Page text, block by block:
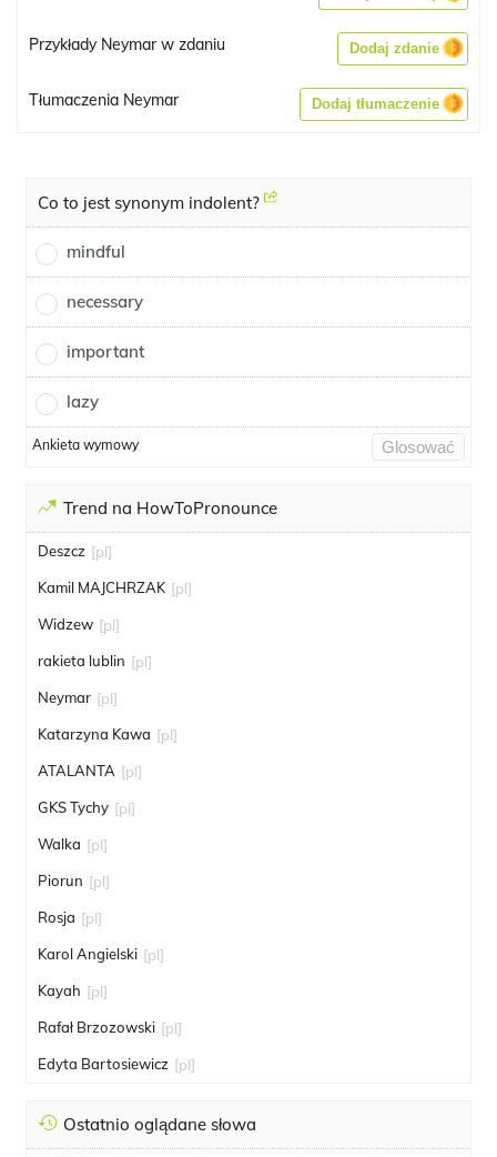
Przykłady Neymar w zdaniu Dodaj zdanie
Tłumaczenia Neymar Dodaj tłumaczenie
Co to jest synonym indolent?
mindful
necessary
important
lazy
Ankieta wymowy Glosować
Trend na HowToPronounce
Deszcz [pl]
Kamil MAJCHRZAK [pl]
Widzew [pl]
rakieta lublin [pl]
Neymar [pl]
Katarzyna Kawa [pl]
ATALANTA [pl]
GKS Tychy [pl]
Walka [pl]
Piorun [pl]
Rosja [pl]
Karol Angielski [pl]
Kayah [pl]
Rafał Brzozowski [pl]
Edyta Bartosiewicz [pl]
Ostatnio oglądane słowa